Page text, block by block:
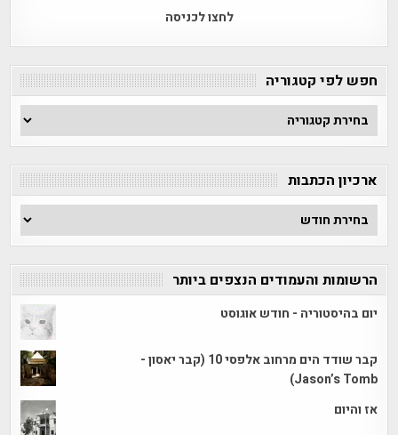
לחצו לכניסה
חפש לפי קטגוריה
חפש
לפי
ארכיון הכתבות
ארכיון
הכתבות
הרשומות והעמודים הנצפים ביותר
יום בהיסטוריה - חודש אוגוסט
קבר שודד הים מרחוב אלפסי 10 (קבר יאסון -
Jason’s Tomb)
אז והיום